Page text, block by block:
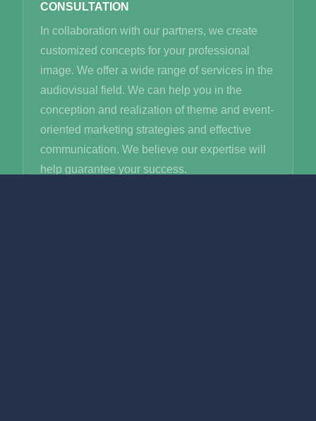
CONSULTATION
In collaboration with our partners, we create
customized concepts for your professional
image. We offer a wide range of services in the
audiovisual field. We can help you in the
conception and realization of theme and event-
oriented marketing strategies and effective
communication. We believe our expertise will
help guarantee your success.